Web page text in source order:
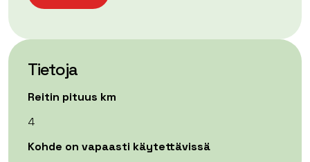
Tietoja
Reitin pituus km
4
Kohde on vapaasti käytettävissä